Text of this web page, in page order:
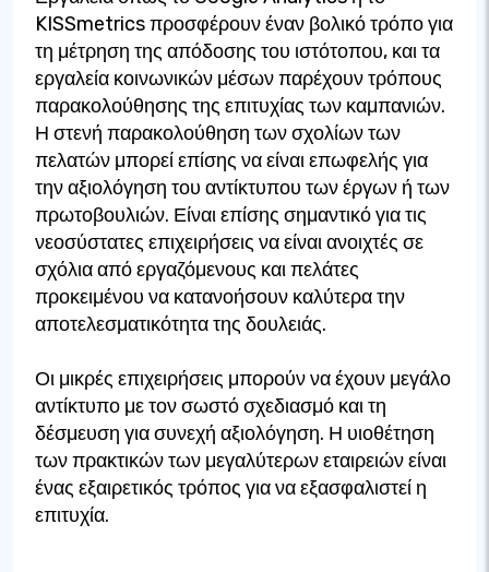
KISSmetrics προσφέρουν έναν βολικό τρόπο για
τη μέτρηση της απόδοσης του ιστότοπου, και τα
εργαλεία κοινωνικών μέσων παρέχουν τρόπους
παρακολούθησης της επιτυχίας των καμπανιών.
Η στενή παρακολούθηση των σχολίων των
πελατών μπορεί επίσης να είναι επωφελής για
την αξιολόγηση του αντίκτυπου των έργων ή των
πρωτοβουλιών. Είναι επίσης σημαντικό για τις
νεοσύστατες επιχειρήσεις να είναι ανοιχτές σε
σχόλια από εργαζόμενους και πελάτες
προκειμένου να κατανοήσουν καλύτερα την
αποτελεσματικότητα της δουλειάς.
Οι μικρές επιχειρήσεις μπορούν να έχουν μεγάλο
αντίκτυπο με τον σωστό σχεδιασμό και τη
δέσμευση για συνεχή αξιολόγηση. Η υιοθέτηση
των πρακτικών των μεγαλύτερων εταιρειών είναι
ένας εξαιρετικός τρόπος για να εξασφαλιστεί η
επιτυχία.